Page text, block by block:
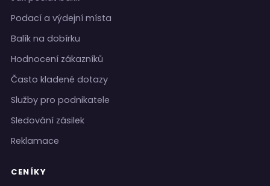
Podací a výdejní místa
Balík na dobírku
Hodnocení zákazníků
Často kladené dotazy
Služby pro podnikatele
Sledování zásilek
Reklamace
CENÍKY